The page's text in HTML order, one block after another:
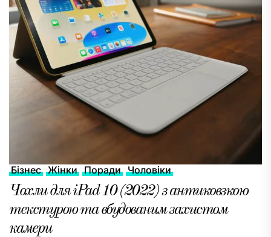
Бізнес Жінки Поради Чоловіки
Чохли для iPad 10 (2022) з антиковзкою
текстурою та вбудованим захистом
камери